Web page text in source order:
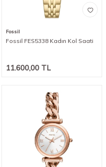
Fossil
Fossil FES5338 Kadın Kol Saati
11.600,00 TL